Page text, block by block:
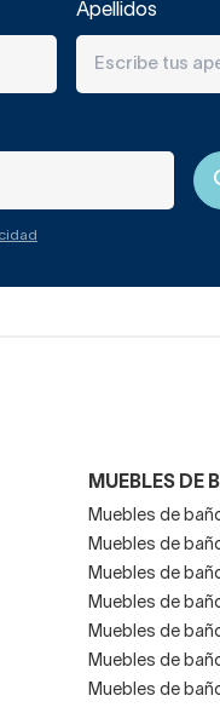
Apellidos
MUEBLES DE
Muebles de
Muebles de
Muebles de
Muebles de
Muebles de
Muebles de
Muebles de